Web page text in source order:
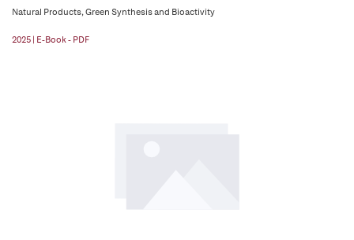
Natural Products, Green Synthesis and Bioactivity
2025 | E-Book - PDF